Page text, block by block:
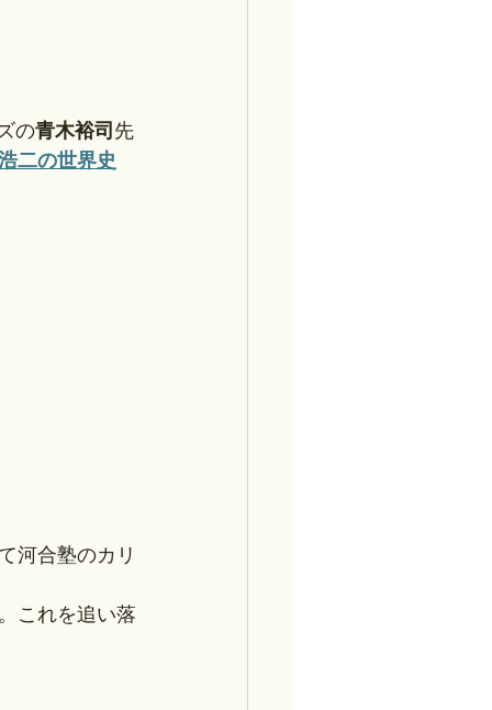
の青木裕司 先
二の世界史
河合塾のカリ
これを追い落